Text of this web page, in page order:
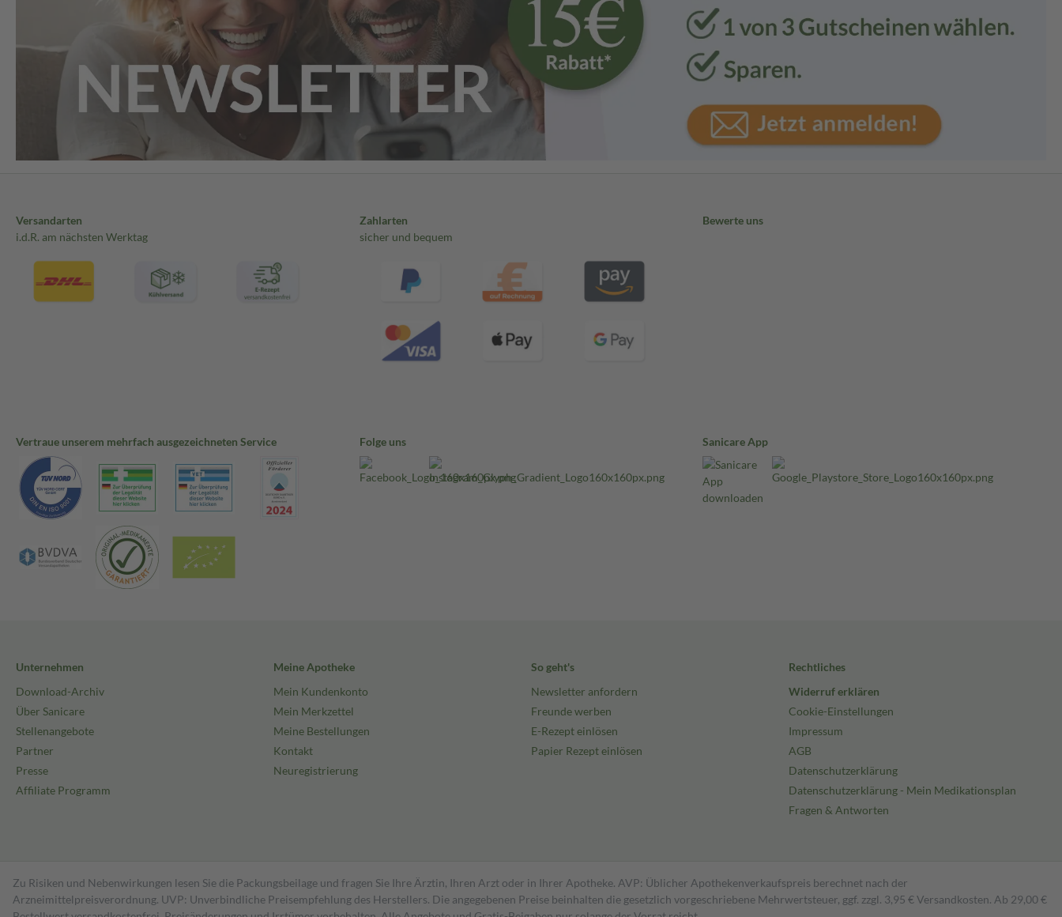
Versandarten
i.d.R. am nächsten Werktag
Zahlarten
sicher und bequem
Bewerte uns
Vertraue unserem mehrfach ausgezeichneten Service Folge uns Sanicare App
Unternehmen
Download-Archiv
Über Sanicare
Stellenangebote
Partner
Presse
Affiliate Programm
Meine Apotheke
Mein Kundenkonto
Mein Merkzettel
Meine Bestellungen
Kontakt
Neuregistrierung
So geht's
Newsletter anfordern
Freunde werben
E-Rezept einlösen
Papier Rezept einlösen
Rechtliches
Widerruf erklären
Cookie-Einstellungen
Impressum
AGB
Datenschutzerklärung
Datenschutzerklärung - Mein Medikationsplan
Fragen & Antworten
Zu Risiken und Nebenwirkungen lesen Sie die Packungsbeilage und fragen Sie Ihre Ärztin, Ihren Arzt oder in Ihrer Apotheke. AVP: Üblicher Apothekenverkaufspreis berechnet nach der
Arzneimittelpreisverordnung. UVP: Unverbindliche Preisempfehlung des Herstellers. Die angegebenen Preise beinhalten die gesetzlich vorgeschriebene Mehrwertsteuer, ggf. zzgl. 3,95 € Versandkosten. Ab 29,00 €